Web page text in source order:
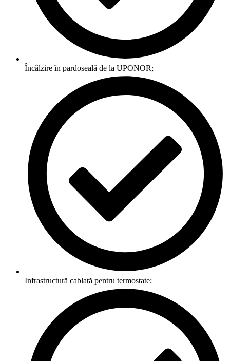
Încălzire în pardoseală de la UPONOR;
Infrastructură cablată pentru termostate;